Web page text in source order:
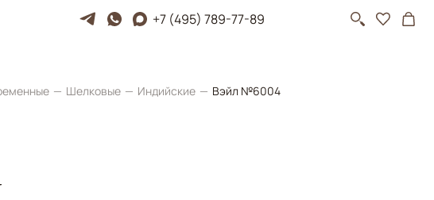
+7 (495) 789-77-89
Шелковые Индийские Вэйл №6004